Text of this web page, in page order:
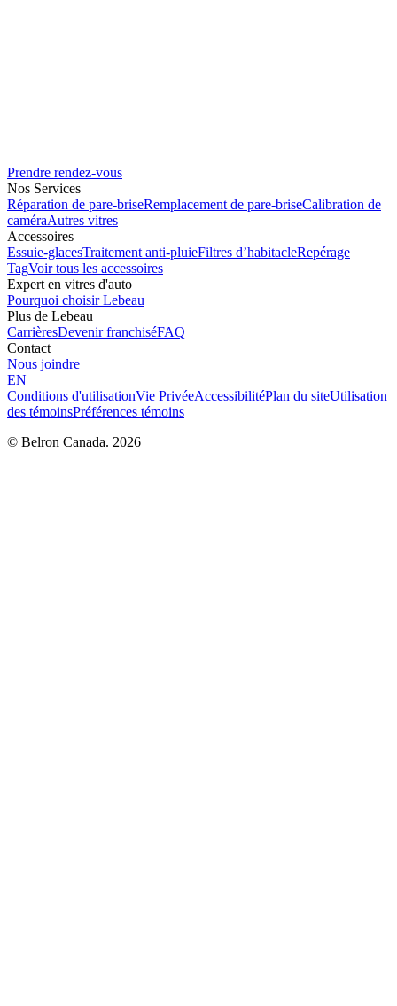
Prendre rendez-vous
Nos Services
Réparation de pare-briseRemplacement de pare-briseCalibration de
caméraAutres vitres
Accessoires
Essuie-glacesTraitement anti-pluieFiltres d’habitacleRepérage
TagVoir tous les accessoires
Expert en vitres d'auto
Pourquoi choisir Lebeau
Plus de Lebeau
CarrièresDevenir franchiséFAQ
Contact
Nous joindre
EN
Conditions d'utilisationVie PrivéeAccessibilitéPlan du siteUtilisation
des témoinsPréférences témoins
© Belron Canada. 2026